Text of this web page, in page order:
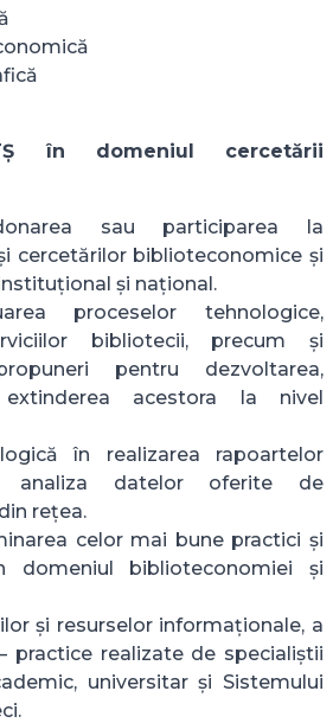
în domeniul cercetării
sau participarea la
cercetărilor biblioteconomice și
și național.
proceselor tehnologice,
bibliotecii, precum și
pentru dezvoltarea,
acestora la nivel
în realizarea rapoartelor
analiza datelor oferite de
rețea.
celor mai bune practici și
domeniul biblioteconomiei și
și resurselor informaționale, a
practice realizate de specialiștii
universitar și Sistemului